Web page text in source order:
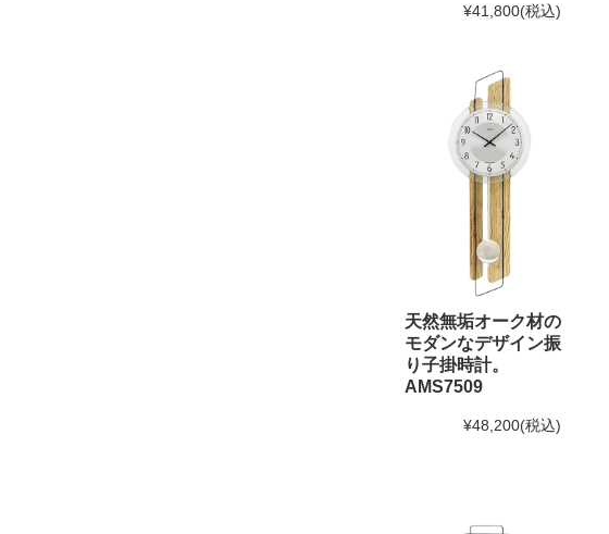
¥41,800(税込)
天然無垢オーク材の
モダンなデザイン振
り子掛時計。
AMS7509
¥48,200(税込)